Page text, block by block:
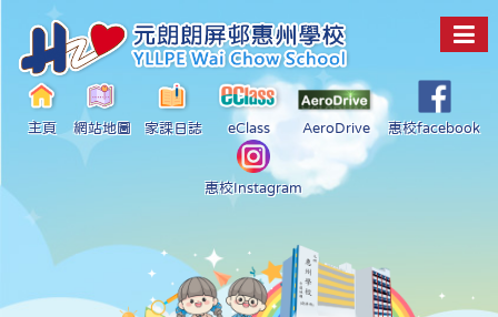
主頁 網站地圖 家課日誌 eClass AeroDrive 惠校facebook
惠校Instagram